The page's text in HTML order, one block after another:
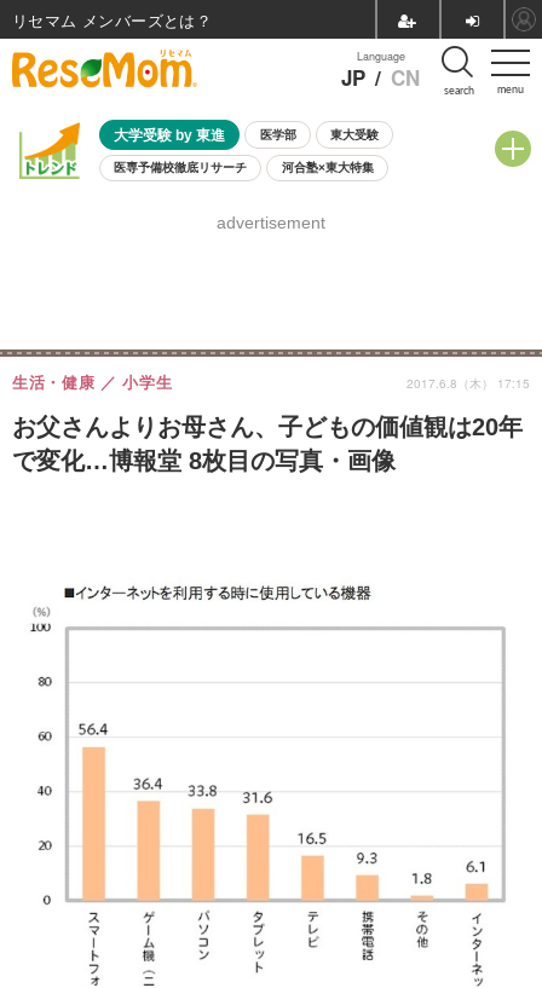
menu
Language
JP / CN search
大学受験 by 東進 医学部 東大受験
医専予備校徹底リサーチ 河合塾×東大特集
8月開催学校説明会・相談会
advertisement
お父さんよりお母さん、子どもの価値観は20年
で変化…博報堂 8枚目の写真・画像
生活・健康 小学生 2017.6.8（木） 17:15
リセマム メンバーズ